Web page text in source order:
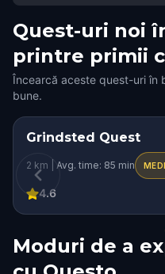
Quest-uri noi
printre primii
Încearcă aceste quest-uri în
bune.
Grindsted Quest
2 km | Avg. time: 85 min
4.6
Moduri de a